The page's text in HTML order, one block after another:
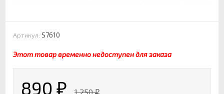
Артикул: S7610
Этот товар временно недоступен для заказа
890 ₽ 1 250₽